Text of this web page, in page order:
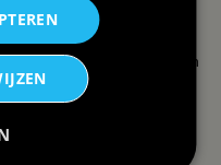
t-shirts, hoeden, mokken,
eigen textieldrukkerij en
een slogan, een quote je
print?
mokken, petjes,
etc. met een eigen